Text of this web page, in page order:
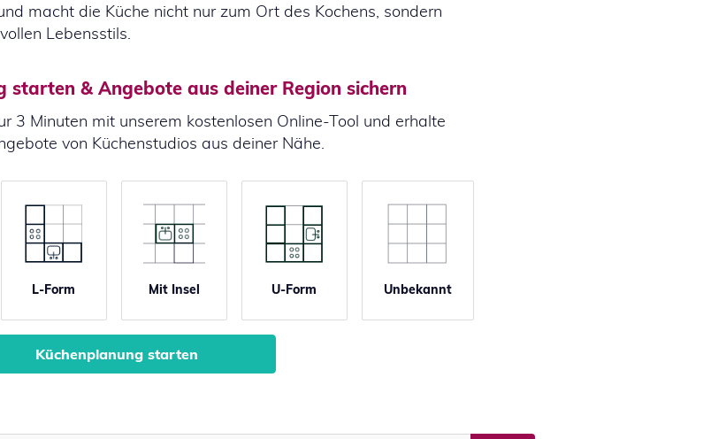
macht die Küche nicht nur zum Ort des Kochens, sondern
Lebensstils.
starten & Angebote aus deiner Region sichern
3 Minuten mit unserem kostenlosen Online-Tool und erhalte
von Küchenstudios aus deiner Nähe.
L-Form Mit Insel U-Form Unbekannt
Küchenplanung starten